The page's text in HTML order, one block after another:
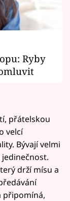
Ryby
přátelskou
velcí
Bývají velmi
drží mísu a
připomíná,